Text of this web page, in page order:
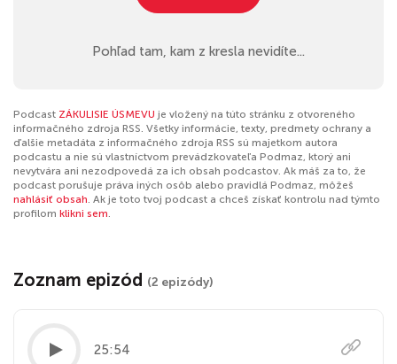
Pohľad tam, kam z kresla nevidíte...
Podcast ZÁKULISIE ÚSMEVU je vložený na túto stránku z otvoreného
informačného zdroja RSS. Všetky informácie, texty, predmety ochrany a
ďalšie metadáta z informačného zdroja RSS sú majetkom autora
podcastu a nie sú vlastníctvom prevádzkovateľa Podmaz, ktorý ani
nevytvára ani nezodpovedá za ich obsah podcastov. Ak máš za to, že
podcast porušuje práva iných osôb alebo pravidlá Podmaz, môžeš
nahlásiť obsah. Ak je toto tvoj podcast a chceš získať kontrolu nad týmto
profilom klikni sem.
Zoznam epizód (2 epizódy)
25:54